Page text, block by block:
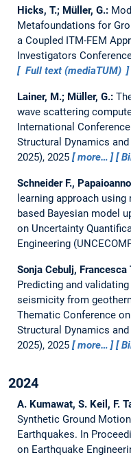
Hicks, T.; Müller, G.:
Metafoundations for
a Coupled ITM-FEM
Investigators
Full text (mediaTUM)
Lainer, M.; Müller, G.:
wave scattering
International
Structural Dynamics
2025), 2025
more…
Schneider F.,
learning approach
based Bayesian model
on Uncertainty
Engineering
Sonja Cebulj, Francesca
Predicting and
seismicity from
Thematic Conference
Structural Dynamics
2025), 2025
more…
2024
A. Kumawat, S. Keil, F.
Synthetic Ground
Earthquakes. In
on Earthquake